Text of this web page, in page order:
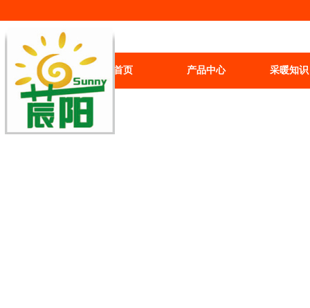
首页 产品中心 采暖知识